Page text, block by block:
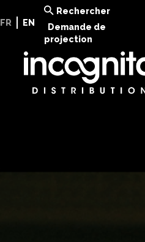
FR EN
Rechercher
Demande de
projection